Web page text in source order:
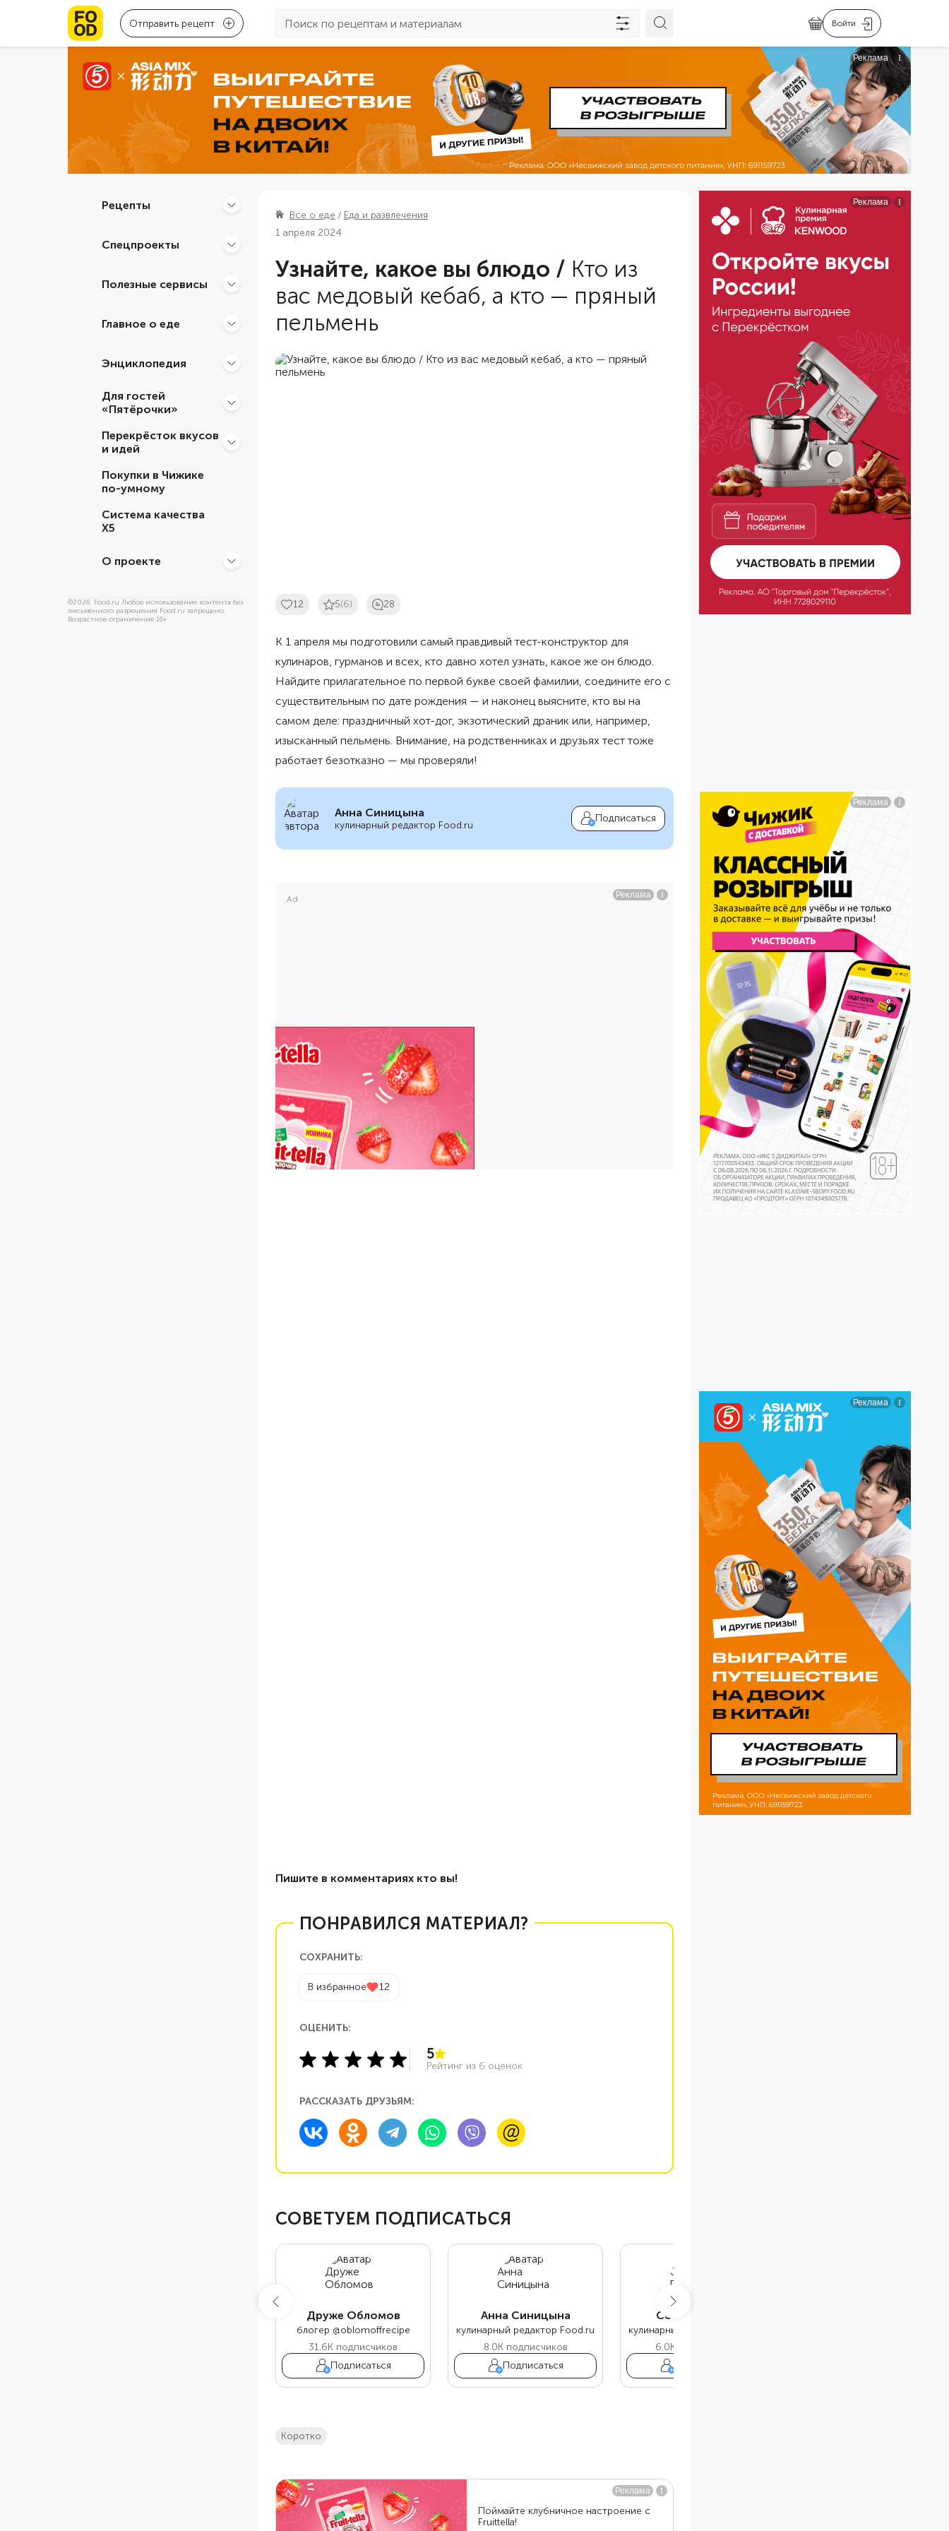
Отправить рецепт Войти
Рецепты
Спецпроекты
Полезные сервисы
Главное о еде
Энциклопедия
Для гостей
«Пятёрочки»
Перекрёсток вкусов
и идей
Покупки в Чижике
по-умному
Система качества
Х5
О проекте
©2026, Food.ru Любое использование контента без
письменного разрешения Food.ru запрещено.
Возрастное ограничение 16+
Все о еде
Еда и развлечения
1 апреля 2024
Узнайте, какое вы блюдо / Кто из
вас медовый кебаб, а кто — пряный
пельмень
12 5(6) 28
К 1 апреля мы подготовили самый правдивый тест-конструктор для
кулинаров, гурманов и всех, кто давно хотел узнать, какое же он блюдо.
Найдите прилагательное по первой букве своей фамилии, соедините его с
существительным по дате рождения — и наконец выясните, кто вы на
самом деле: праздничный хот-дог, экзотический драник или, например,
изысканный пельмень. Внимание, на родственниках и друзьях тест тоже
работает безотказно — мы проверяли!
Анна Синицына
кулинарный редактор Food.ru
Подписаться
Ad
Пишите в комментариях кто вы!
ПОНРАВИЛСЯ МАТЕРИАЛ?
СОХРАНИТЬ:
В избранное 12
ОЦЕНИТЬ:
5
Рейтинг из 6 оценок
РАССКАЗАТЬ ДРУЗЬЯМ:
СОВЕТУЕМ ПОДПИСАТЬСЯ
Друже Обломов
блогер @oblomoffrecipe
31.6K подписчиков
Подписаться
Анна Синицына
кулинарный редактор Food.ru
8.0Kподписчиков
Подписаться
Софья Глухова
кулинарный редактор Food.ru
6.0K
коротко